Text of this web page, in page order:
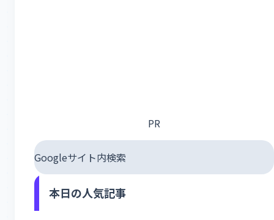
PR
Googleサイト内検索
本日の人気記事